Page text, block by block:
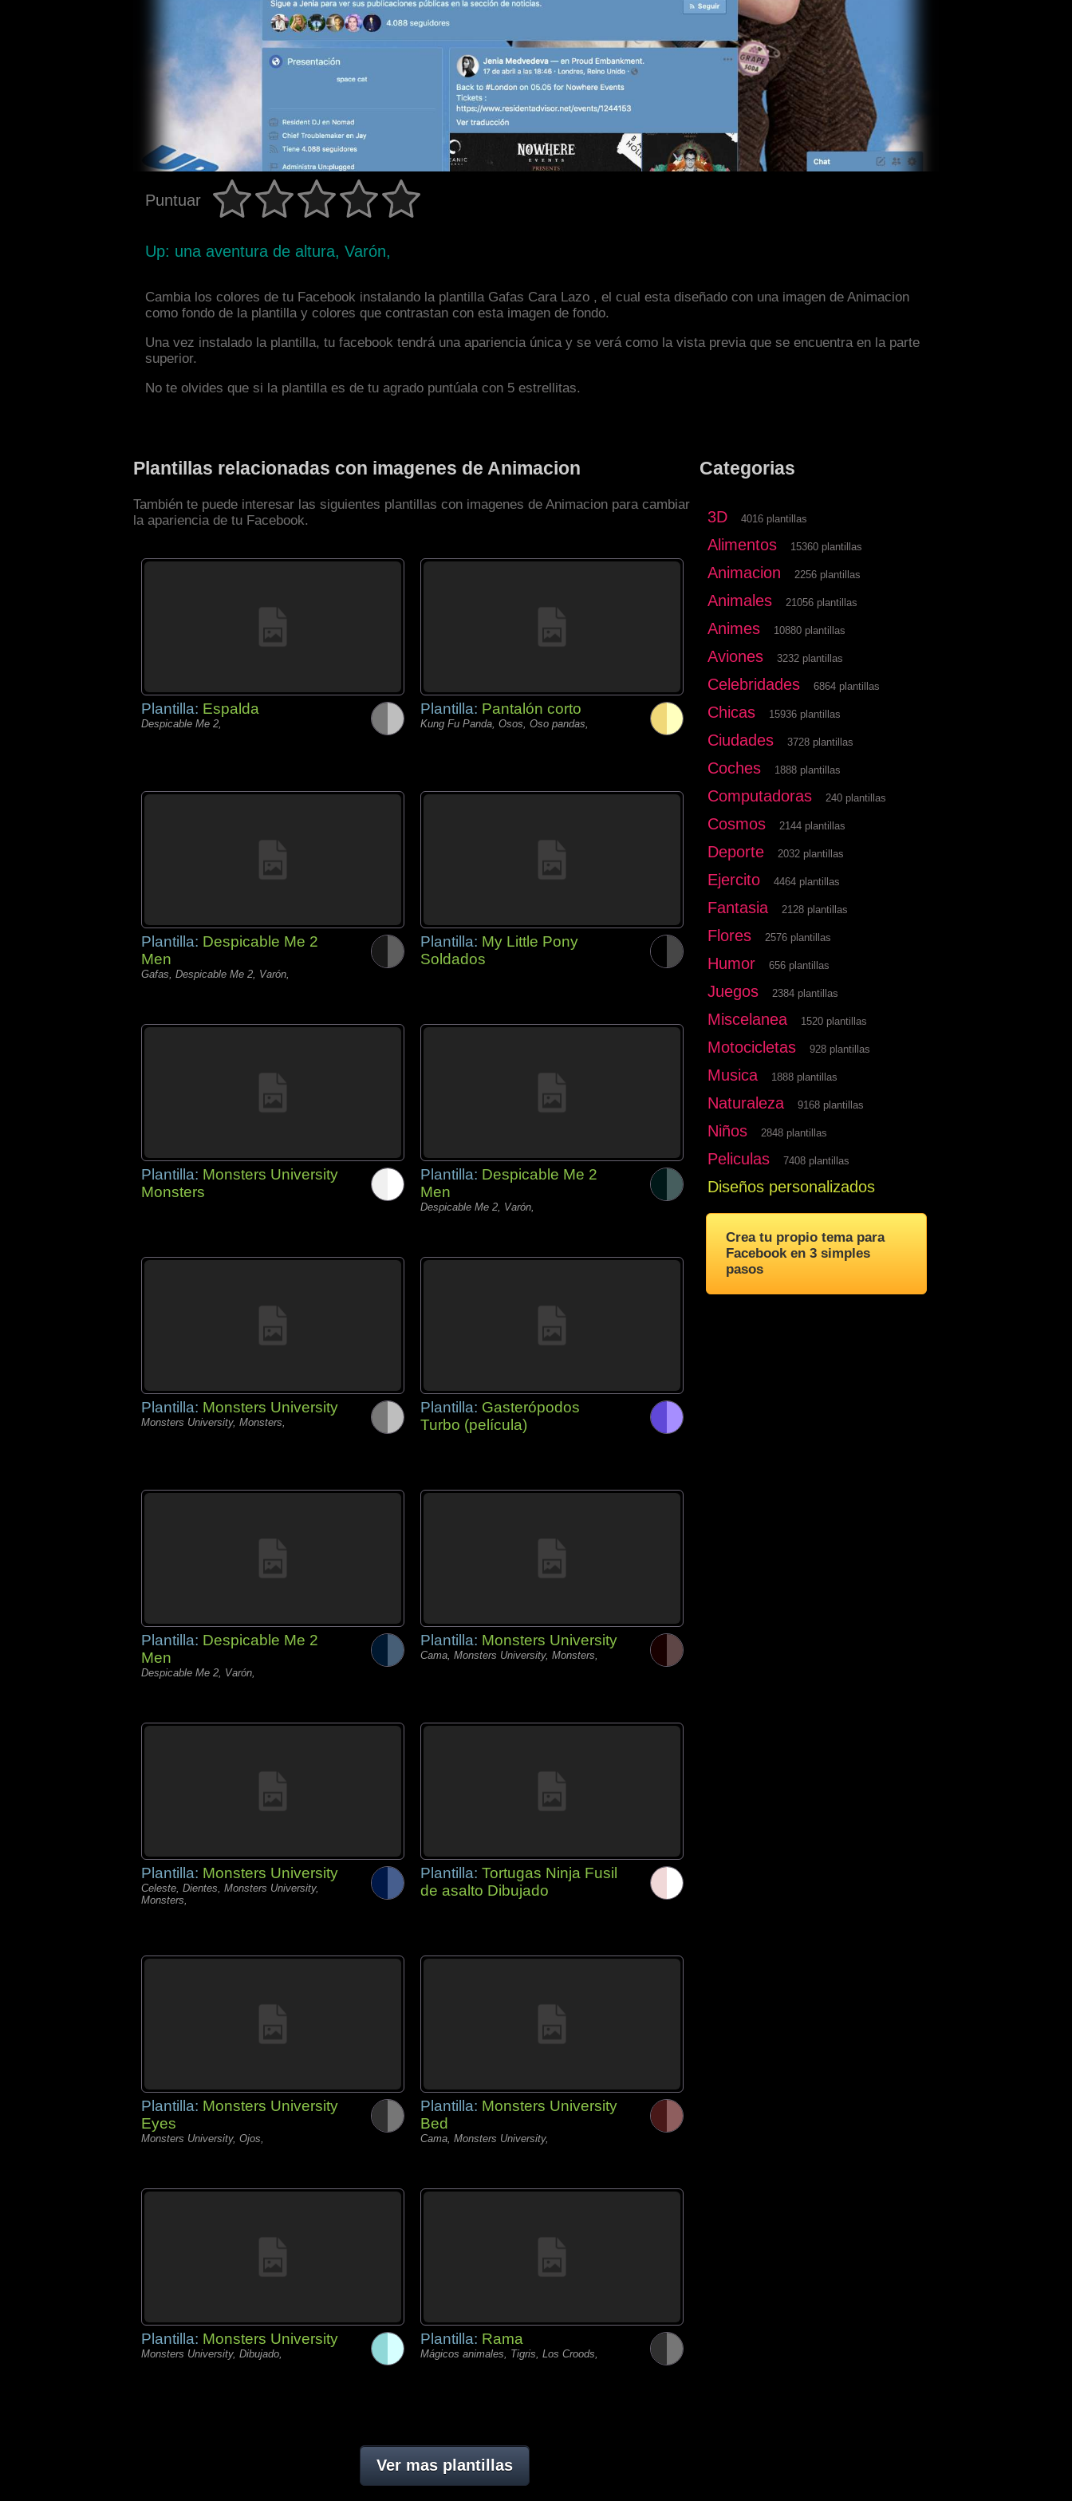
Puntuar
Up: una aventura de altura, Varón,
Cambia los colores de tu Facebook instalando la plantilla Gafas Cara Lazo , el cual esta diseñado con una imagen de Animacion
como fondo de la plantilla y colores que contrastan con esta imagen de fondo.
Una vez instalado la plantilla, tu facebook tendrá una apariencia única y se verá como la vista previa que se encuentra en la parte
superior.
No te olvides que si la plantilla es de tu agrado puntúala con 5 estrellitas.
Plantillas relacionadas con imagenes de Animacion
También te puede interesar las siguientes plantillas con imagenes de Animacion para cambiar
la apariencia de tu Facebook.
Plantilla: Espalda
Despicable Me 2,
Plantilla: Pantalón corto
Kung Fu Panda, Osos, Oso pandas,
Plantilla: Despicable Me 2
Men
Gafas, Despicable Me 2, Varón,
Plantilla: My Little Pony
Soldados
Plantilla: Monsters University
Monsters
Plantilla: Despicable Me 2
Men
Despicable Me 2, Varón,
Plantilla: Monsters University
Monsters University, Monsters,
Plantilla: Gasterópodos
Turbo (película)
Plantilla: Despicable Me 2
Men
Despicable Me 2, Varón,
Plantilla: Monsters University
Cama, Monsters University, Monsters,
Plantilla: Monsters University
Celeste, Dientes, Monsters University,
Monsters,
Plantilla: Tortugas Ninja Fusil
de asalto Dibujado
Plantilla: Monsters University
Eyes
Monsters University, Ojos,
Plantilla: Monsters University
Bed
Cama, Monsters University,
Plantilla: Monsters University
Monsters University, Dibujado,
Plantilla: Rama
Mágicos animales, Tigris, Los Croods,
Ver mas plantillas
Categorias
3D 4016 plantillas
Alimentos 15360 plantillas
Animacion 2256 plantillas
Animales 21056 plantillas
Animes 10880 plantillas
Aviones 3232 plantillas
Celebridades 6864 plantillas
Chicas 15936 plantillas
Ciudades 3728 plantillas
Coches 1888 plantillas
Computadoras 240 plantillas
Cosmos 2144 plantillas
Deporte 2032 plantillas
Ejercito 4464 plantillas
Fantasia 2128 plantillas
Flores 2576 plantillas
Humor 656 plantillas
Juegos 2384 plantillas
Miscelanea 1520 plantillas
Motocicletas 928 plantillas
Musica 1888 plantillas
Naturaleza 9168 plantillas
Niños 2848 plantillas
Peliculas 7408 plantillas
Diseños personalizados
Crea tu propio tema para
Facebook en 3 simples
pasos